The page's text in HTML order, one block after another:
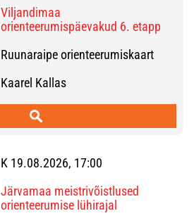
Viljandimaa
orienteerumispäevakud 6. etapp
Ruunaraipe orienteerumiskaart
Kaarel Kallas
K 19.08.2026, 17:00
Järvamaa meistrivõistlused
orienteerumise lühirajal